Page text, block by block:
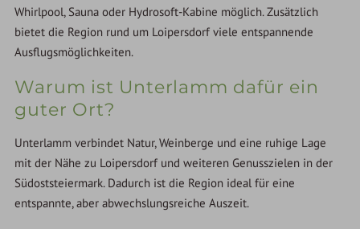
Whirlpool, Sauna oder Hydrosoft-Kabine möglich. Zusätzlich
bietet die Region rund um Loipersdorf viele entspannende
Ausflugsmöglichkeiten.
Warum ist Unterlamm dafür ein
guter Ort?
Unterlamm verbindet Natur, Weinberge und eine ruhige Lage
mit der Nähe zu Loipersdorf und weiteren Genusszielen in der
Südoststeiermark. Dadurch ist die Region ideal für eine
entspannte, aber abwechslungsreiche Auszeit.